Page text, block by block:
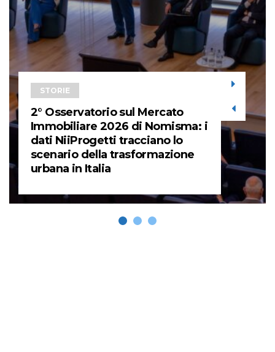
STORIE
2° Osservatorio sul Mercato
Immobiliare 2026 di Nomisma: i
dati NiiProgetti tracciano lo
scenario della trasformazione
urbana in Italia